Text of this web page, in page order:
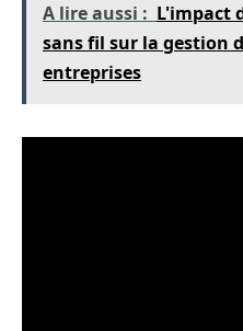
A lire aussi : L'impact
sans fil sur la gestion
entreprises